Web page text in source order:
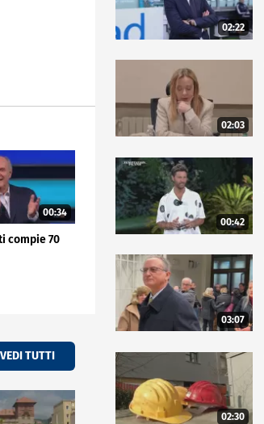
00:34
compie 70
VEDI TUTTI
02:22
02:03
00:42
03:07
02:30